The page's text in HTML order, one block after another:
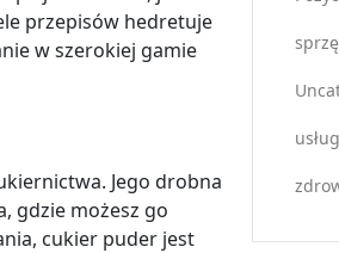
przepisów hedretuje
w szerokiej gamie
Jego drobna
gdzie możesz go
cukier puder jest